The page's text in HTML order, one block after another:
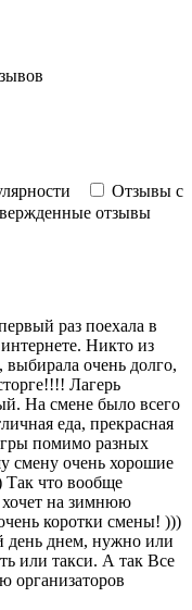
Отзывы c
отзывы
раз поехала в
Никто из
выбирала очень долго,
Лагерь
На смене было всего
еда, прекрасная
помимо разных
смену очень хорошие
Так что вообще
на зимнюю
коротки смены! )))
день днем, нужно или
или такси. А так Все
организаторов